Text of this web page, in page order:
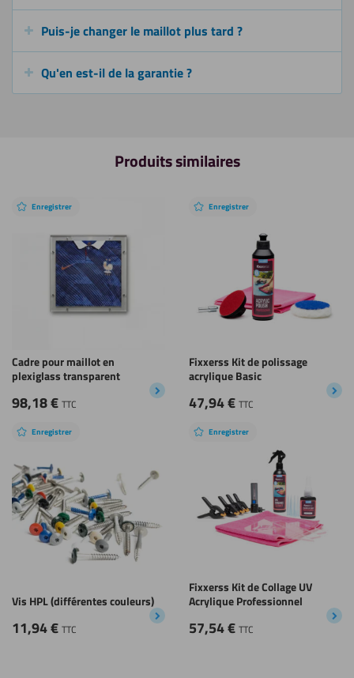
Puis-je changer le maillot plus tard ?
Qu'en est-il de la garantie ?
Produits similaires
Enregistrer
Cadre pour maillot en
plexiglass transparent
98,18€ TTC
Enregistrer
Fixxerss Kit de polissage
acrylique Basic
47,94€ TTC
Enregistrer
Vis HPL (différentes couleurs)
11,94€ TTC
Enregistrer
Fixxerss Kit de Collage UV
Acrylique Professionnel
57,54€ TTC